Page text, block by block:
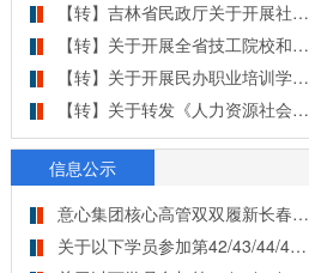
【转】吉林省民政厅关于开展社…
【转】关于开展全省技工院校和…
【转】关于开展民办职业培训学…
【转】关于转发《人力资源社会…
信息公示
意心集团核心高管双双履新长春…
关于以下学员参加第42/43/44/4…